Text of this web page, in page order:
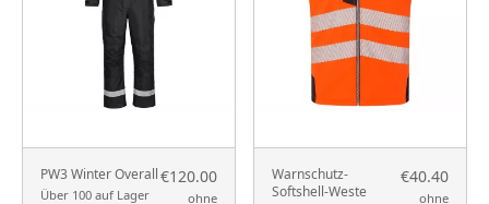
PW3 Winter Overall
Über 100 auf Lager
€120.00
ohne
Warnschutz-
Softshell-Weste
€40.40
ohne